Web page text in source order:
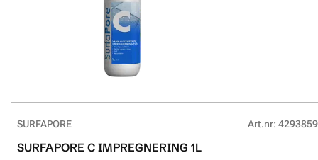
SURFAPORE Art.nr:
SURFAPORE C IMPREGNERING 1L